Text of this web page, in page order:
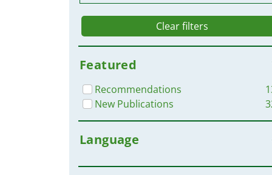
Clear filters
Featured
Recommendations
New Publications
Language